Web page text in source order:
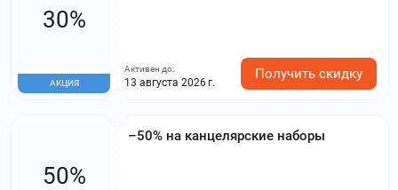
30%
АКЦИЯ
Активен до:
13 августа 2026 г.
Получить скидку
–50% на канцелярские наборы
50%